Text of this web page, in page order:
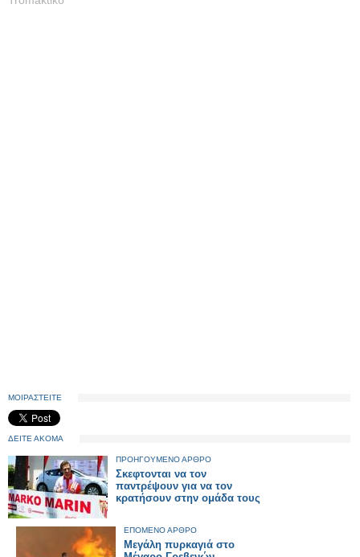
ΜΟΙΡΑΣΤΕΙΤΕ
ΔΕΙΤΕ ΑΚΟΜΑ
ΠΡΟΗΓΟΥΜΕΝΟ ΑΡΘΡΟ
Σκεφτονται να τον
παντρέψουν για να τον
κρατήσουν στην ομάδα τους
ΕΠΟΜΕΝΟ ΑΡΘΡΟ
Μεγάλη πυρκαγιά στο